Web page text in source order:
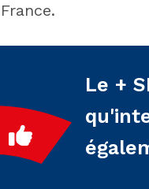
France.
Le +